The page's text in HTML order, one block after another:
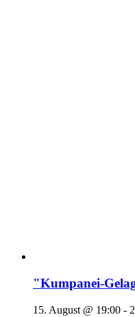
"Kumpanei-
15. August @ 19:00 -